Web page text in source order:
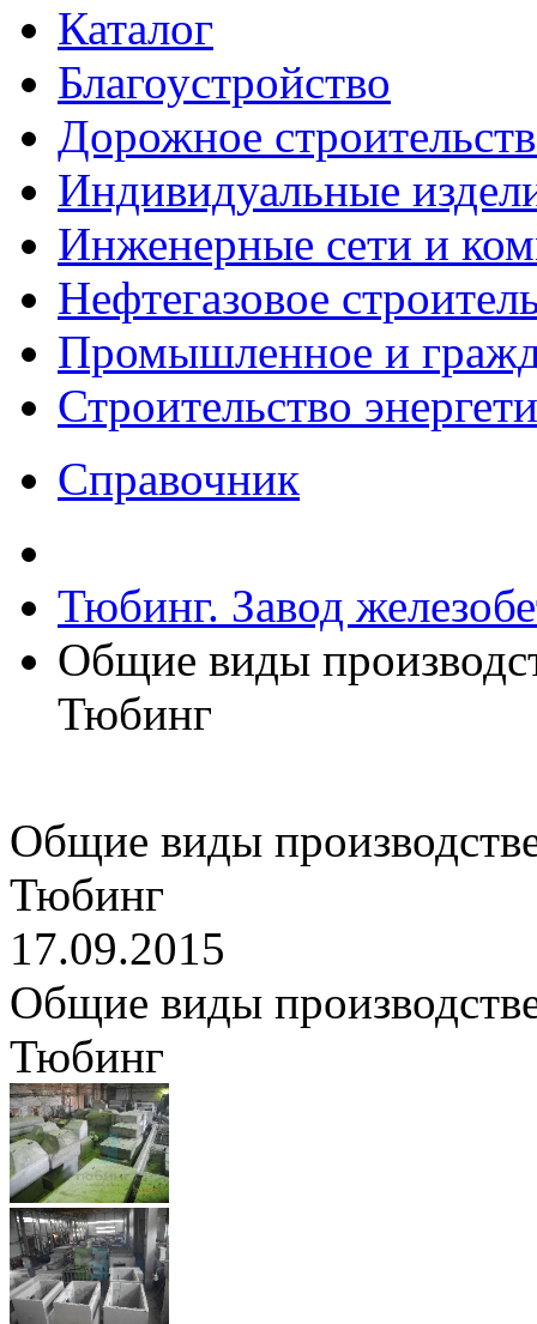
Каталог
Благоустройство
Дорожное
Индивидуальные
Инженерные сети и
Нефтегазовое
Промышленное и
Строительство
Справочник
Тюбинг. Завод
Общие виды
Тюбинг
Общие виды
Тюбинг
17.09.2015
Общие виды
Тюбинг